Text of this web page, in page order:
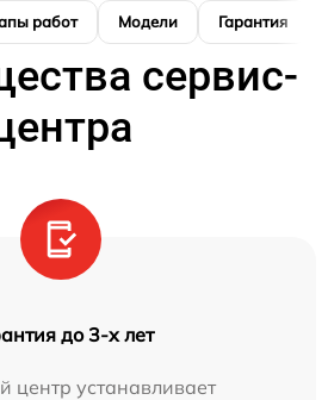
работ Модели Гарантия
сервис-
до 3-х лет
центр устанавливает